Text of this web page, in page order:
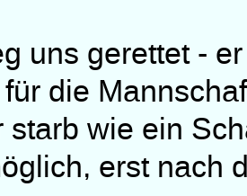
uns gerettet -
die
starb wie ein
erst nach